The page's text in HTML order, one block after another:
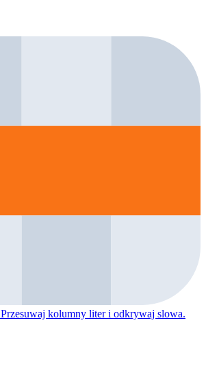
Przesuwaj kolumny liter i odkrywaj slowa.